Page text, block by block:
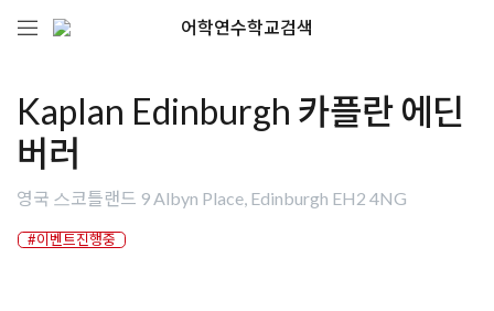
어학연수학교검색
Kaplan Edinburgh 카플란 에딘
버러
영국 스코틀랜드 9 Albyn Place, Edinburgh EH2 4NG
#이벤트진행중